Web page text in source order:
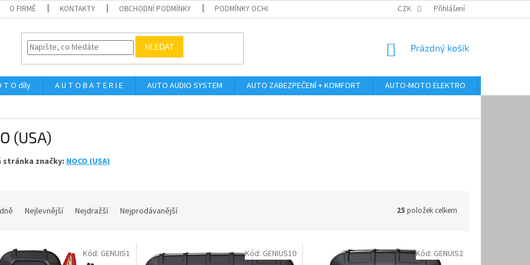
O FIRMĚ KONTAKTY OBCHODNÍ PODMÍNKY PODMÍNKY OCHRANY OSOBNÍCH ÚDAJŮ ODSTOUPENÍ OD KUPNÍ SMLOUVY
CZK Přihlášení
HLEDAT
NÁKUPNÍ
Prázdný košík
T O díly A U T O B A T E R I E AUTO AUDIO SYSTEM AUTO ZABEZPEČENÍ + KOMFORT AUTO-MOTO ELEKTRO
(USA)
stránka značky: NOCO (USA)
Nejlevnější Nejdražší Nejprodávanější 25 položek celkem
Kód: GENUIS1 Kód: GENIUS10 Kód: GENUIS2